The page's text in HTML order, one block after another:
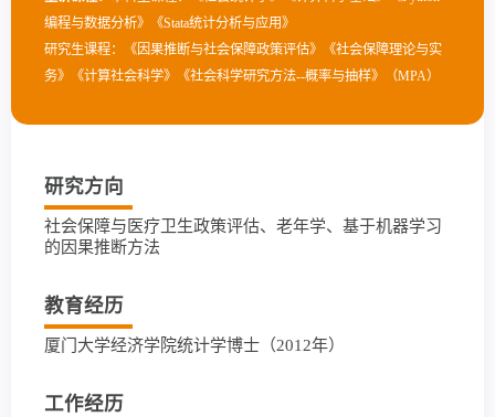
编程与数据分析》《Stata统计分析与应用》
研究生课程：《因果推断与社会保障政策评估》《社会保障理论与实
务》《计算社会科学》《社会科学研究方法--概率与抽样》（MPA）
研究方向
社会保障与医疗卫生政策评估、老年学、基于机器学习
的因果推断方法
教育经历
厦门大学经济学院统计学博士（2012年）
工作经历